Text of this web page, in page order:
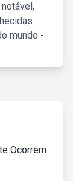
mundo -
Ocorrem